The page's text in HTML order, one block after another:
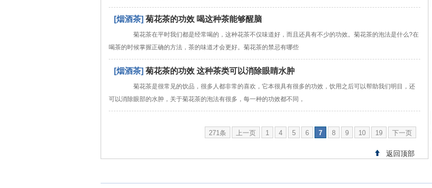
[烟酒茶] 菊花茶的功效 喝这种茶能够醒脑
菊花茶在平时我们都是经常喝的，这种花茶不仅味道好，而且还具有不少的功效。菊花茶的泡法是什么?在
喝茶的时候掌握正确的方法，茶的味道才会更好。菊花茶的禁忌有哪些
[烟酒茶] 菊花茶的功效 这种茶类可以消除眼睛水肿
菊花茶是很常见的饮品，很多人都非常的喜欢，它本很具有很多的功效，饮用之后可以帮助我们明目，还
可以消除眼部的水肿，关于菊花茶的泡法有很多，每一种的功效都不同，
271条 上一页 1 4 5 6 7 8 9 10 19 下一页
返回顶部